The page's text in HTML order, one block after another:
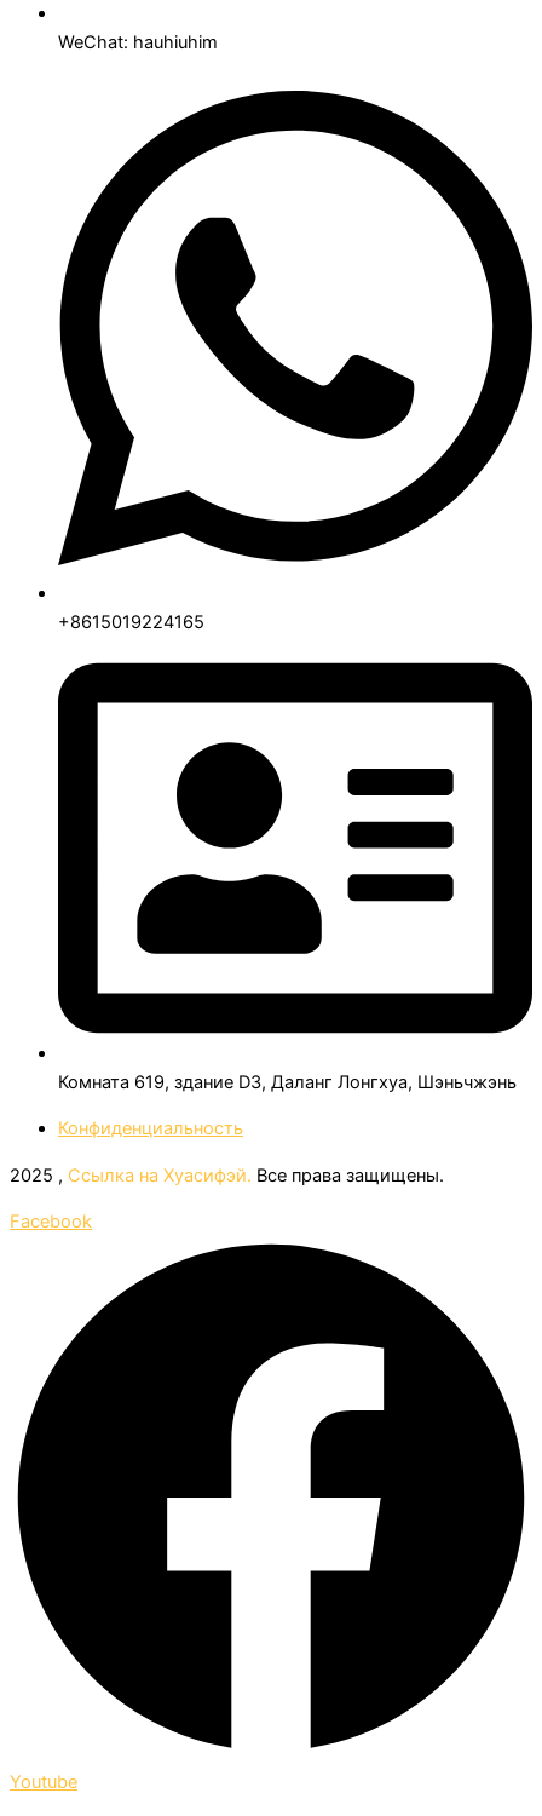
WeChat: hauhiuhim
+8615019224165
Комната 619, здание D3, Даланг Лонгхуа, Шэньчжэнь
Конфиденциальность
2025 , Ссылка на Хуасифэй. Все права защищены.
Facebook
Youtube